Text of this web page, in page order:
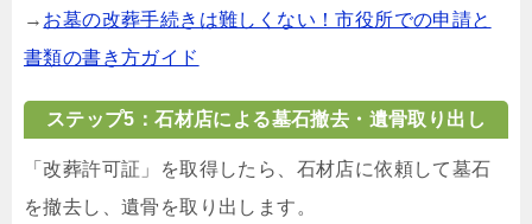
→ お墓の改葬手続きは難しくない！市役所での申請と
書類の書き方ガイド
ステップ5：石材店による墓石撤去・遺骨取り出し
「改葬許可証」を取得したら、石材店に依頼して墓石
を撤去し、遺骨を取り出します。